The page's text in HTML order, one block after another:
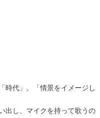
時代」。「情景をイメージし
出し、マイクを持って歌うの